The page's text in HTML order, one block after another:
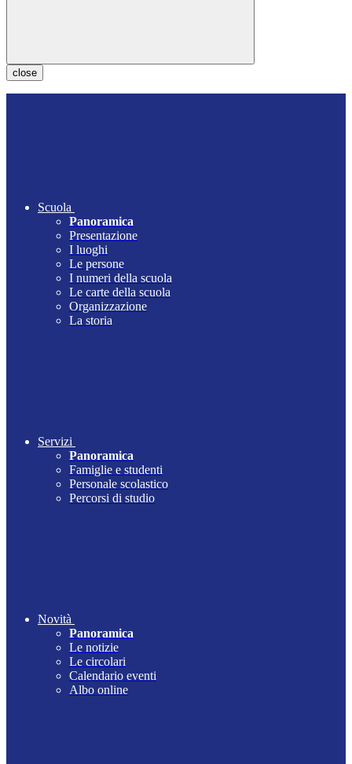
close
Scuola
Panoramica
Presentazione
I luoghi
Le persone
I numeri della scuola
Le carte della scuola
Organizzazione
La storia
Servizi
Panoramica
Famiglie e studenti
Personale scolastico
Percorsi di studio
Novità
Panoramica
Le notizie
Le circolari
Calendario eventi
Albo online